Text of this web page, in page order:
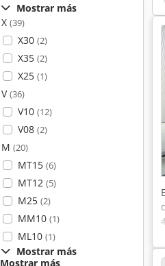
Mostrar más
X (39)
X30 (2)
X35 (2)
X25 (1)
V(36)
V10 (12)
V08 (2)
M (20)
MT15 (6)
MT12 (5)
M25 (2)
MM10 (1)
ML10 (1)
Mostrar más
Mostrar más